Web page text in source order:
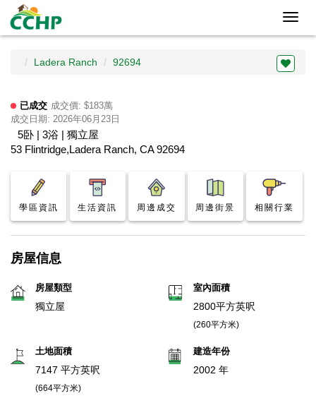
Ladera Ranch 92694
已成交 成交價: $183萬
成交日期: 2026年06月23日
5卧 | 3浴 | 獨立屋
53 Flintridge,Ladera Ranch, CA 92694
學區資訊 生活資訊 周邊成交 周邊街景 相關行業
房屋信息
房屋類型
獨立屋
室內面積
2800平方英呎
(260平方米)
土地面積
7147 平方英呎
(664平方米)
建造年份
2002 年